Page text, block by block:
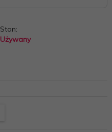
Stan:
Używany